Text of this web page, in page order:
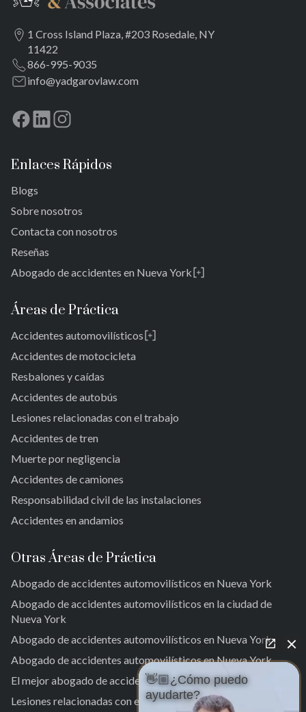
1 Cross Island Plaza, #203 Rosedale, NY
11422
866-995-9035
info@yadgarovlaw.com
Enlaces Rápidos
Blogs
Sobre nosotros
Contacta con nosotros
Reseñas
Abogado de accidentes en Nueva York
Brooklyn
New York 10038
Áreas de Práctica
Accidentes automovilísticos
Alturas de Cambria
San Albano
Jamaica
Rockaway lejana
Brookville
Warnerville
Accidentes de motocicleta
Resbalones y caídas
Accidentes de autobús
Lesiones relacionadas con el trabajo
Accidentes de tren
Muerte por negligencia
Accidentes de camiones
Responsabilidad civil de las instalaciones
Accidentes en andamios
Otras Áreas de Práctica
Abogado de accidentes automovilísticos en Nueva York
Abogado de accidentes automovilísticos en la ciudad de
Nueva York
Abogado de accidentes automovilísticos en Nueva York
Abogado de accidentes automovilísticos en Nueva York
El mejor abogado de accidentes de tráfico en Nueva York.
Lesiones relacionadas con el trabajo
👋🏼¿Cómo puedo
ayudarte?